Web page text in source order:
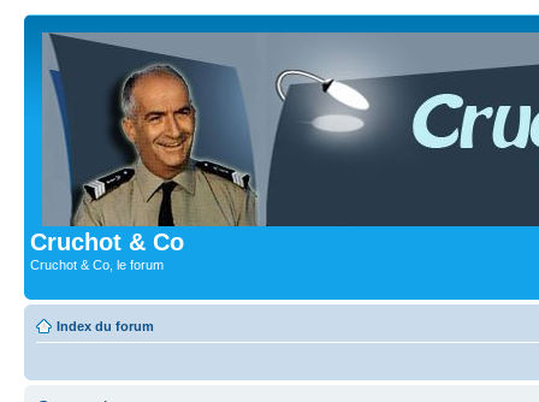
Cruchot & Co
Cruchot & Co, le forum
Index du forum